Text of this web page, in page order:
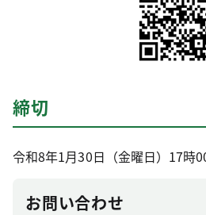
締切
令和8年1月30日（金曜日）17時
お問い合わせ